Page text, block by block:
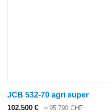
JCB 532-70 agri super
102.500 €
≈ 95.790 CHF